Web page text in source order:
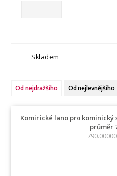
Skladem
Od nejdražšího Od nejlevnějšího
Kominické lano pro kominický
průměr